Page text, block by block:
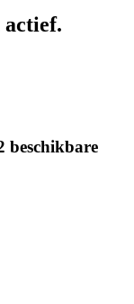
actief.
beschikbare